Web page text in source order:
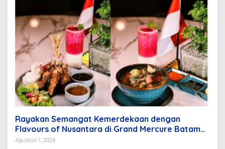
Rayakan Semangat Kemerdekaan dengan
Flavours of Nusantara di Grand Mercure Batam
Centre
Agustus 7, 2026